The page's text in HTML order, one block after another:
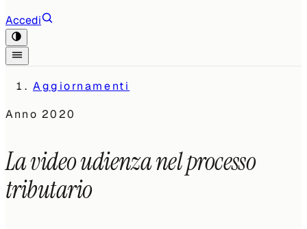
Accedi
Aggiornamenti
Anno2020
La video udienza nel processo
tributario